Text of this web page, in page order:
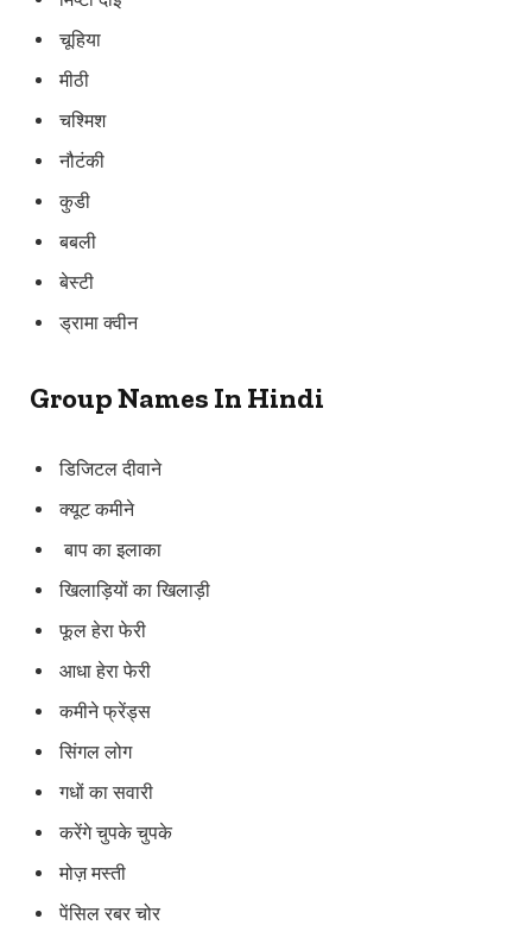
चूहिया
मीठी
चश्मिश
नौटंकी
कुडी
बबली
बेस्टी
ड्रामा क्वीन
Group Names In Hindi
डिजिटल दीवाने
क्यूट कमीने
बाप का इलाका
खिलाड़ियों का खिलाड़ी
फूल हेरा फेरी
आधा हेरा फेरी
कमीने फ्रेंड्स
सिंगल लोग
गधों का सवारी
करेंगे चुपके चुपके
मोज़ मस्ती
पेंसिल रबर चोर